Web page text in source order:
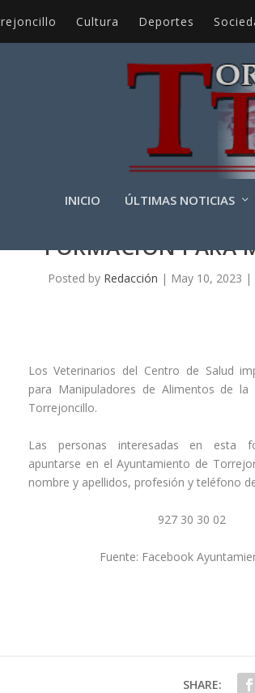
Cultura Deportes
INICIO ÚLTIMAS NOTICIAS
FORMACIÓN PARA
Posted by Redacción | May 10, 2023 |
Los Veterinarios del Centro de Salud
para Manipuladores de Alimentos de
Torrejoncillo.
Las personas interesadas en esta
apuntarse en el Ayuntamiento de
nombre y apellidos, profesión y teléfono
927 30 30 02
Fuente: Facebook
SHARE: